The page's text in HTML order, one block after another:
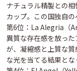
ナチュラル精製との相
カップ。この国独自の
第6位：La Alegria（
異質な存在感を放った
が、凝縮感と上質な質
な光を当てる結果とな